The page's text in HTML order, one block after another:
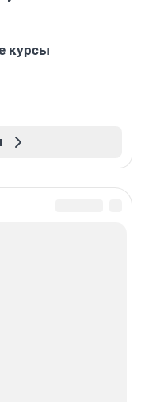
курсы